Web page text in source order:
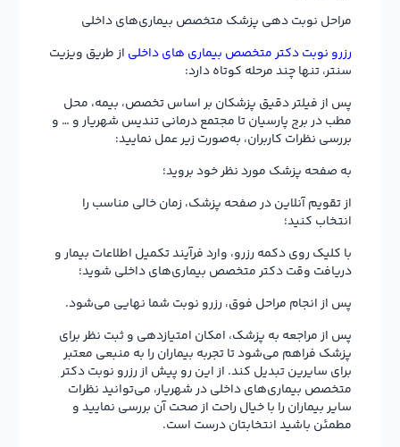
مراحل نوبت دهی پزشک متخصص بیماری‌های داخلی
رزرو نوبت دکتر متخصص بیماری های داخلی از طریق ویزیت
سنتر، تنها چند مرحله کوتاه دارد:
پس از فیلتر دقیق پزشکان بر اساس تخصص، بیمه، محل
مطب در برج پارسیان تا مجتمع درمانی تندیس شهریار و … و
بررسی نظرات کاربران، به‌صورت زیر عمل نمایید:
به صفحه پزشک مورد نظر خود بروید؛
از تقویم آنلاین در صفحه پزشک، زمان خالی مناسب را
انتخاب کنید؛
با کلیک روی دکمه رزرو، وارد فرآیند تکمیل اطلاعات بیمار و
دریافت وقت دکتر متخصص بیماری‌های داخلی شوید؛
پس از انجام مراحل فوق، رزرو نوبت شما نهایی می‌شود.
پس از مراجعه به پزشک، امکان امتیازدهی و ثبت نظر برای
پزشک فراهم می‌شود تا تجربه بیماران را به منبعی معتبر
برای سایرین تبدیل کند. از این رو پیش از رزرو نوبت دکتر
متخصص بیماری‌های داخلی در شهریار، می‌توانید نظرات
سایر بیماران را با خیال راحت از صحت آن بررسی نمایید و
مطمئن باشید انتخابتان درست است.